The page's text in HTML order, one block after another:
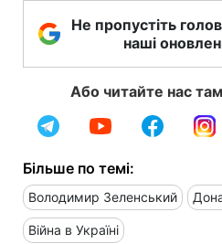
Не пропустіть
наші
Або читайте нас
Більше по темі:
Володимир Зеленський
Війна в Україні